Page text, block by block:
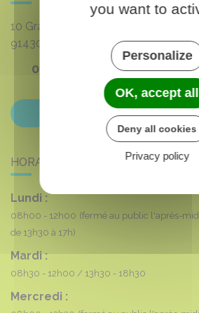
10 Grande rue du 8 mai 1945
91430
01 69 35 53 00
Contactez-nous
HORAIRES DE LA MAIRIE
Lundi :
08h00 - 12h00 (fermé au public l'après-
de 13h30 à 17h)
Mardi :
08h30 - 12h00 13h30 - 18h30
Mercredi :
you want to
Personalize
OK, accept all
Deny all cookies
Privacy policy